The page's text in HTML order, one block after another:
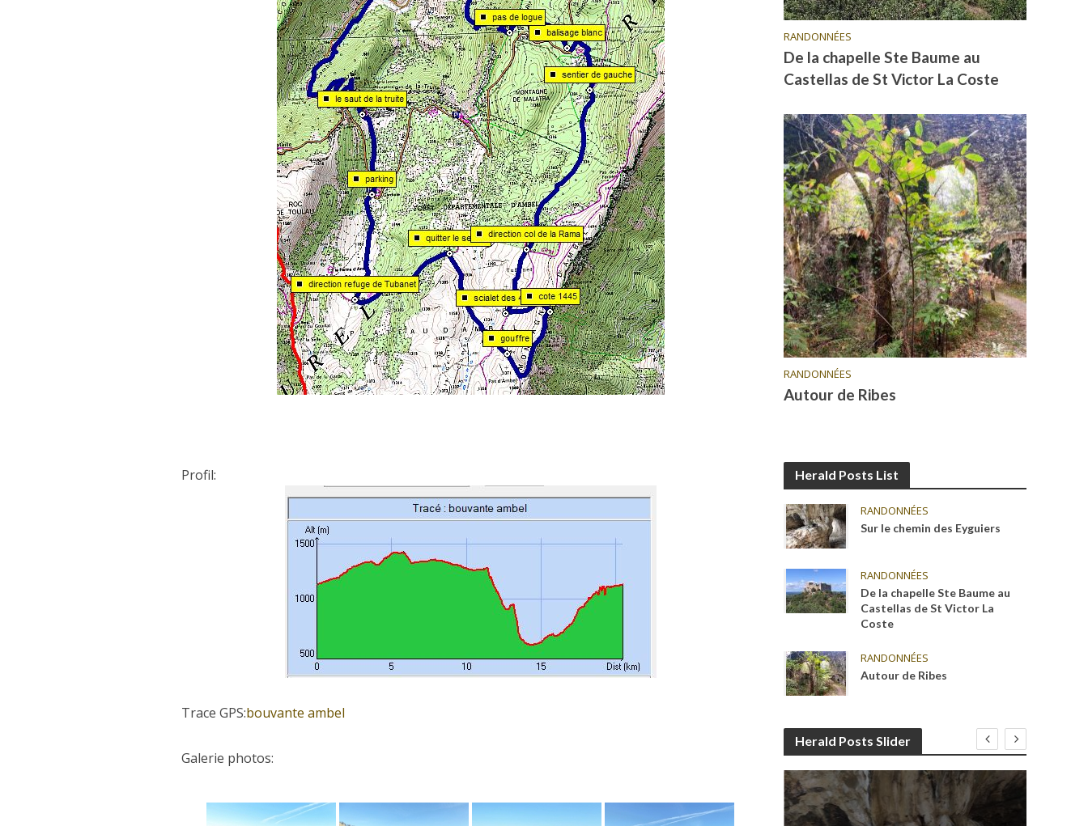
Profil:
Trace GPS:bouvante ambel
Galerie photos:
RANDONNÉES
De la chapelle Ste Baume au
Castellas de St Victor La Coste
RANDONNÉES
Autour de Ribes
Herald Posts List
RANDONNÉES
Sur le chemin des Eyguiers
RANDONNÉES
De la chapelle Ste Baume au
Castellas de St Victor La
Coste
RANDONNÉES
Autour de Ribes
Herald Posts Slider